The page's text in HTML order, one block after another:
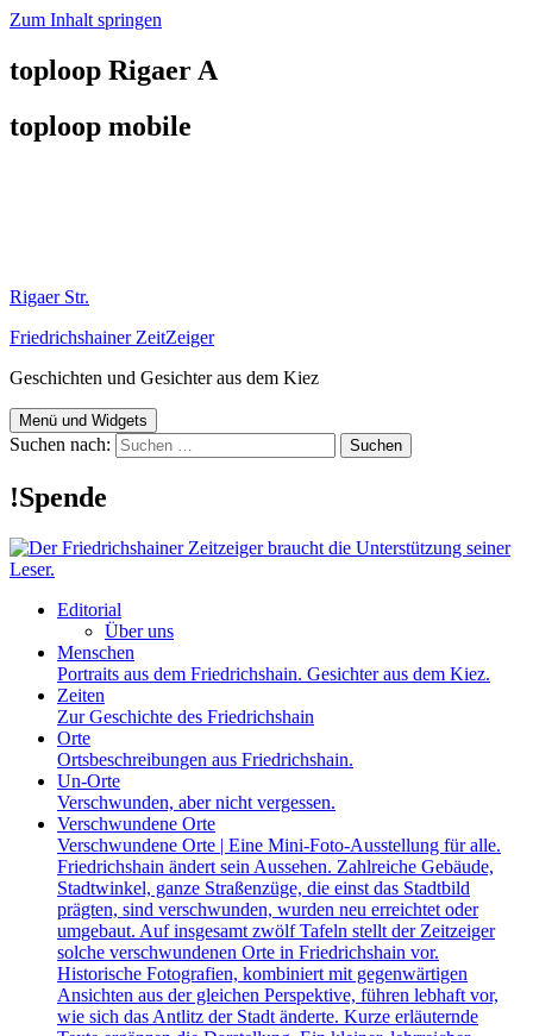
Zum Inhalt springen
toploop Rigaer A
toploop mobile
Rigaer Str.
Friedrichshainer ZeitZeiger
Geschichten und Gesichter aus dem Kiez
Menü und Widgets
Suchen nach:
!Spende
Editorial
Über uns
Menschen
Portraits aus dem Friedrichshain. Gesichter aus dem Kiez.
Zeiten
Zur Geschichte des Friedrichshain
Orte
Ortsbeschreibungen aus Friedrichshain.
Un-Orte
Verschwunden, aber nicht vergessen.
Verschwundene Orte
Verschwundene Orte | Eine Mini-Foto-Ausstellung für alle.
Friedrichshain ändert sein Aussehen. Zahlreiche Gebäude,
Stadtwinkel, ganze Straßenzüge, die einst das Stadtbild
prägten, sind verschwunden, wurden neu erreichtet oder
umgebaut. Auf insgesamt zwölf Tafeln stellt der Zeitzeiger
solche verschwundenen Orte in Friedrichshain vor.
Historische Fotografien, kombiniert mit gegenwärtigen
Ansichten aus der gleichen Perspektive, führen lebhaft vor,
wie sich das Antlitz der Stadt änderte. Kurze erläuternde